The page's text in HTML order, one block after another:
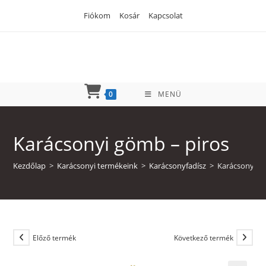
Fiókom Kosár Kapcsolat
0 MENÜ
Karácsonyi gömb – piros
Kezdőlap > Karácsonyi termékeink > Karácsonyfadísz > Karácsonyi
Előző termék Következő termék